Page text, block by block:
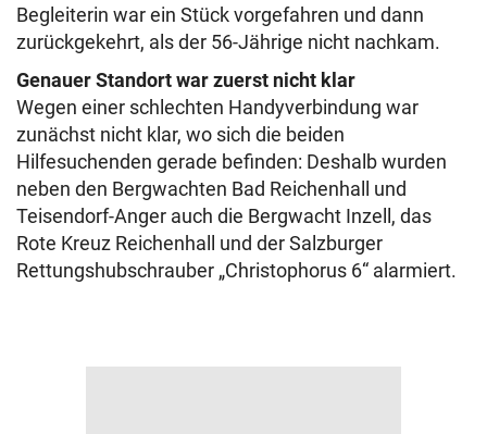
Begleiterin war ein Stück vorgefahren und dann
zurückgekehrt, als der 56-Jährige nicht nachkam.
Genauer Standort war zuerst nicht klar
Wegen einer schlechten Handyverbindung war
zunächst nicht klar, wo sich die beiden
Hilfesuchenden gerade befinden: Deshalb wurden
neben den Bergwachten Bad Reichenhall und
Teisendorf-Anger auch die Bergwacht Inzell, das
Rote Kreuz Reichenhall und der Salzburger
Rettungshubschrauber „Christophorus 6“ alarmiert.